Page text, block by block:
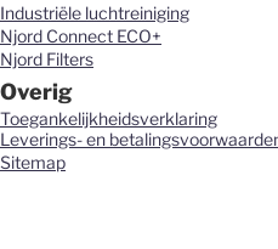
Industriële luchtreiniging
Njord Connect ECO+
Njord Filters
Overig
Toegankelijkheidsverklaring
Leverings- en
Sitemap